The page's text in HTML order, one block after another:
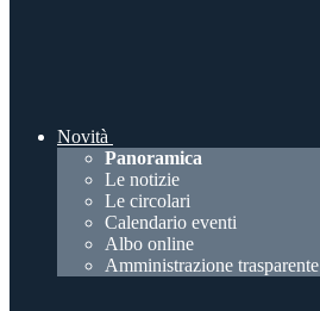
Novità
Panoramica
Le notizie
Le circolari
Calendario eventi
Albo online
Amministrazione trasparente